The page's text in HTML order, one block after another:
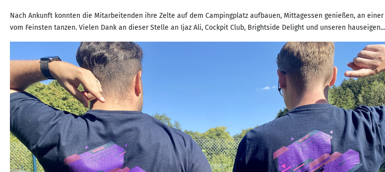
Nach Ankunft konnten die Mitarbeitenden ihre Zelte auf dem Campingplatz aufbauen, Mittagessen genießen, an
vom Feinsten tanzen. Vielen Dank an dieser Stelle an Ijaz Ali, Cockpit Club, Brightside Delight und unseren hauseigen...